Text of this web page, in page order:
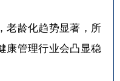
老龄化趋势显著，所
康管理行业会凸显稳